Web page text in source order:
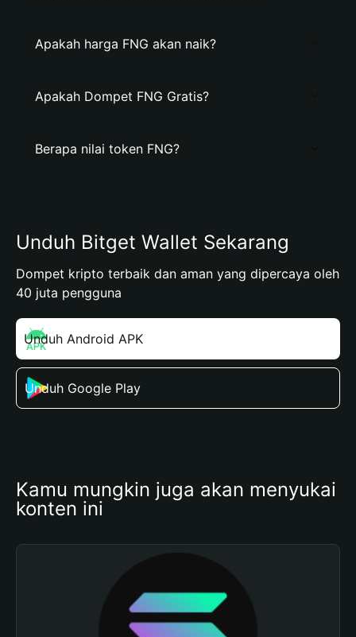
Apakah harga FNG akan naik?
Apakah Dompet FNG Gratis?
Berapa nilai token FNG?
Unduh Bitget Wallet Sekarang
Dompet kripto terbaik dan aman yang dipercaya oleh
40 juta pengguna
Unduh Android APK
Unduh Google Play
Kamu mungkin juga akan menyukai
konten ini